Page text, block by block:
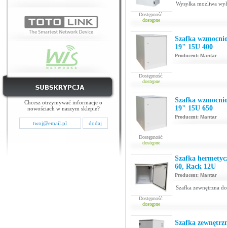
Chcesz otrzymywać informacje o
nowościach w naszym sklepie?
Dostępność:
dostępne
Wysyłka możliwa
Dostępność:
dostępne
Szafka
19" 15U 400
Producent: Mantar
Dostępność:
dostępne
Szafka
19" 15U 650
Producent: Mantar
Dostępność:
dostępne
Szafka
60, Rack 12U
Producent: Mantar
Szafka zewnętrzna
Szafka